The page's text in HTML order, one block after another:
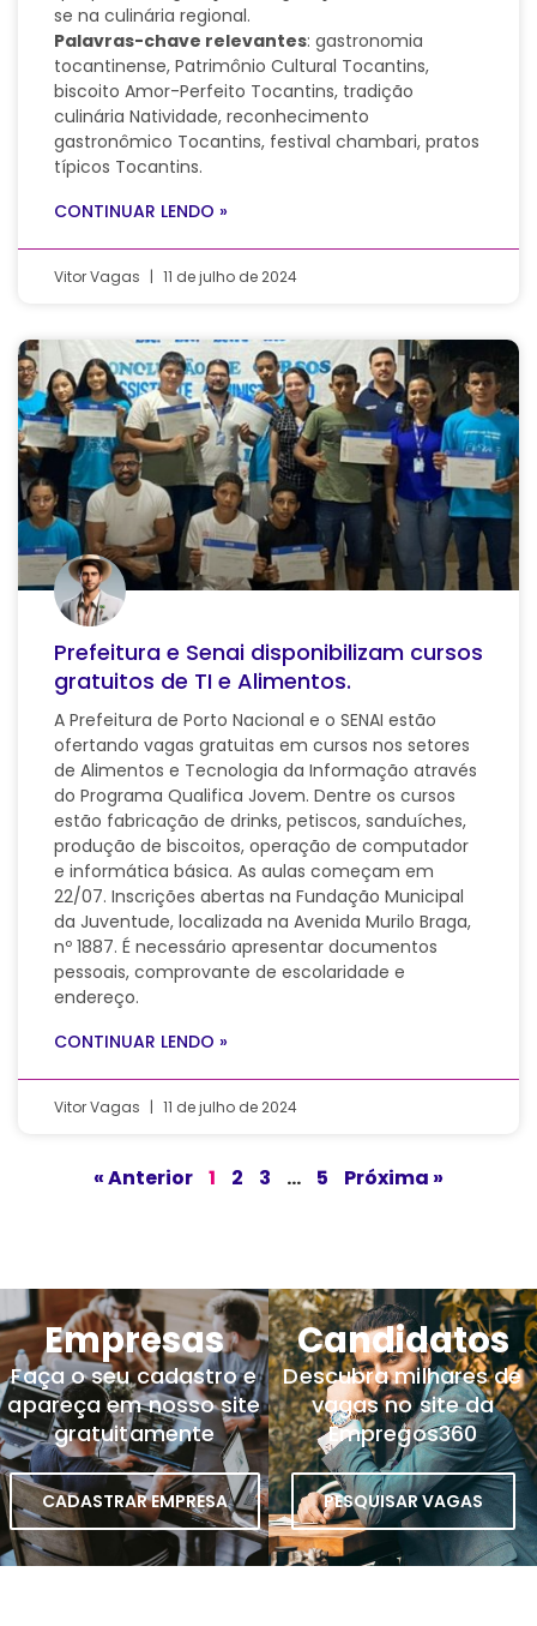
se na culinária regional.
Palavras-chave relevantes: gastronomia
tocantinense, Patrimônio Cultural Tocantins,
biscoito Amor-Perfeito Tocantins, tradição
culinária Natividade, reconhecimento
gastronômico Tocantins, festival chambari, pratos
típicos Tocantins.
CONTINUAR LENDO »
Vitor Vagas 11 de julho de 2024
Prefeitura e Senai disponibilizam cursos
gratuitos de TI e Alimentos.
A Prefeitura de Porto Nacional e o SENAI estão
ofertando vagas gratuitas em cursos nos setores
de Alimentos e Tecnologia da Informação através
do Programa Qualifica Jovem. Dentre os cursos
estão fabricação de drinks, petiscos, sanduíches,
produção de biscoitos, operação de computador
e informática básica. As aulas começam em
22/07. Inscrições abertas na Fundação Municipal
da Juventude, localizada na Avenida Murilo Braga,
nº 1887. É necessário apresentar documentos
pessoais, comprovante de escolaridade e
endereço.
CONTINUAR LENDO »
Vitor Vagas 11 de julho de 2024
« Anterior 1 2 3 … 5 Próxima »
Empresas
Faça o seu cadastro e
apareça em nosso site
gratuitamente
CADASTRAR EMPRESA
Candidatos
Descubra milhares de
vagas no site da
Empregos360
PESQUISAR VAGAS